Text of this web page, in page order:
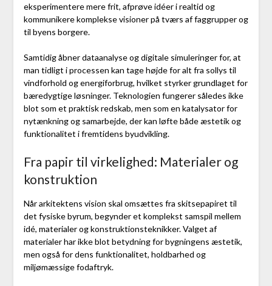
eksperimentere mere frit, afprøve idéer i realtid og
kommunikere komplekse visioner på tværs af faggrupper og
til byens borgere.
Samtidig åbner dataanalyse og digitale simuleringer for, at
man tidligt i processen kan tage højde for alt fra sollys til
vindforhold og energiforbrug, hvilket styrker grundlaget for
bæredygtige løsninger. Teknologien fungerer således ikke
blot som et praktisk redskab, men som en katalysator for
nytænkning og samarbejde, der kan løfte både æstetik og
funktionalitet i fremtidens byudvikling.
Fra papir til virkelighed: Materialer og
konstruktion
Når arkitektens vision skal omsættes fra skitsepapiret til
det fysiske byrum, begynder et komplekst samspil mellem
idé, materialer og konstruktionsteknikker. Valget af
materialer har ikke blot betydning for bygningens æstetik,
men også for dens funktionalitet, holdbarhed og
miljømæssige fodaftryk.